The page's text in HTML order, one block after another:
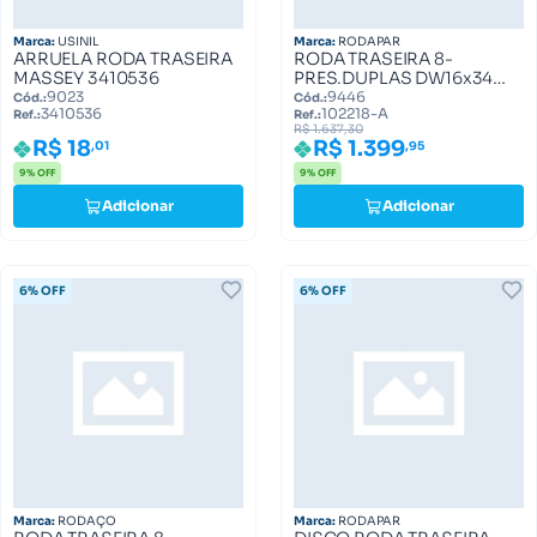
Marca: USINIL
ARRUELA RODA TRASEIRA
MASSEY 3410536
Cód.:9023
Ref.:3410536
R$ 18,01
9% OFF
Adicionar
Marca: RODAPAR
RODA TRASEIRA 8-
PRES.DUPLAS DW16x34
(200061) 102218-A
Cód.:9446
Ref.:102218-A
R$ 1.637,30
R$ 1.399,95
9% OFF
Adicionar
6% OFF
Marca: RODAÇO
6% OFF
Marca: RODAPAR